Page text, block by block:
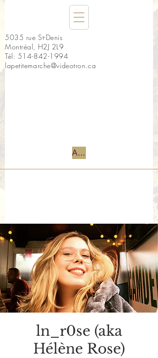
5035 rue St-Denis
Montréal, H2J 2L9
Tél: 514-842-1994
lapetitemarche@videotron.ca
Accueil
ln_r0se (aka
Hélène Rose)